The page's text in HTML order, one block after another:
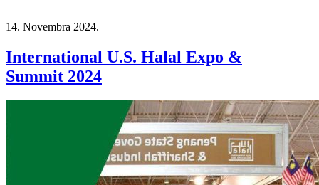
14. Novembra 2024.
International U.S. Halal Expo &
Summit 2024